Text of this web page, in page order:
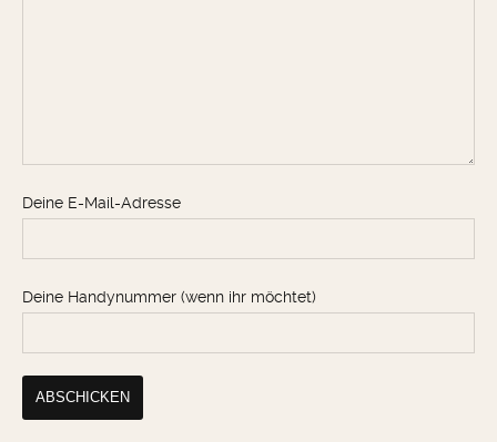
Deine E-Mail-Adresse
Deine Handynummer (wenn ihr möchtet)